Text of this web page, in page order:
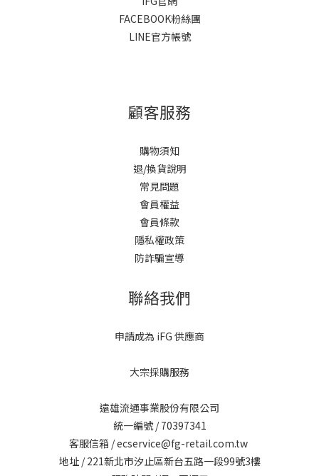
FACEBOOK粉絲團
LINE官方帳號
顧客服務
購物須知
退/換貨說明
常見問題
會員權益
會員條款
隱私權政策
防詐騙宣導
聯絡我們
申請成為 iFG 供應商
大宗採購服務
遠雄流通事業股份有限公司
統一編號 / 70397341
客服信箱 / ecservice@fg-retail.com.tw
地址 / 221新北市汐止區新台五路一段99號3樓